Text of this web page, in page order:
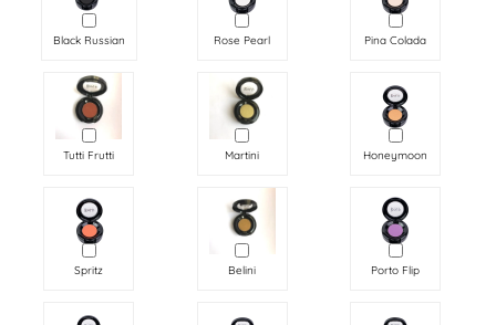
Black Russian Rose Pearl Pina Colada
Tutti Frutti Martini Honeymoon
Spritz Belini Porto Flip